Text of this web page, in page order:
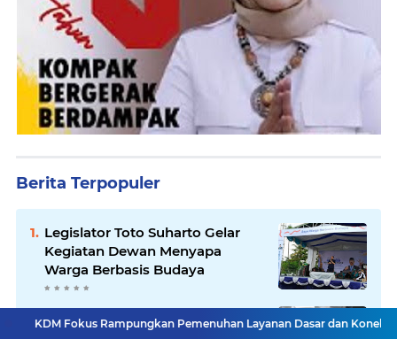
Berita Terpopuler
Legislator Toto Suharto Gelar
Kegiatan Dewan Menyapa
Warga Berbasis Budaya
Minim Anggaran Garut Undur
Diri, Pemprov Jabar Ambil Alih
Rampungkan Pemenuhan Layanan Dasar dan Konektivitas Wilayah